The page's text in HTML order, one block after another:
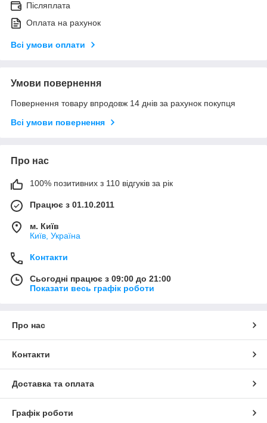
Післяплата
Оплата на рахунок
Всі умови оплати
Умови повернення
Повернення товару впродовж 14 днів за рахунок покупця
Всі умови повернення
Про нас
100% позитивних з 110 відгуків за рік
Працює з 01.10.2011
м. Київ
Київ, Україна
Контакти
Сьогодні працює з 09:00 до 21:00
Показати весь графік роботи
Про нас
Контакти
Доставка та оплата
Графік роботи